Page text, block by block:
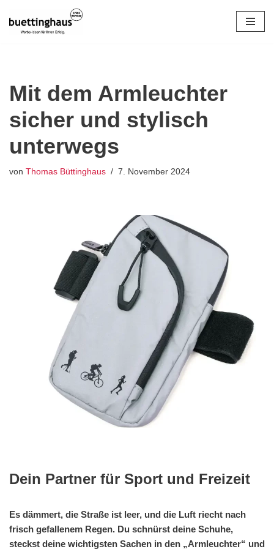
Zum
Mit dem Armleuchter
sicher und stylisch
unterwegs
von Thomas Büttinghaus 7. November 2024
Dein Partner für Sport und Freizeit
Es dämmert, die Straße ist leer, und die Luft riecht nach
frisch gefallenem Regen. Du schnürst deine Schuhe,
steckst deine wichtigsten Sachen in den „Armleuchter“ und